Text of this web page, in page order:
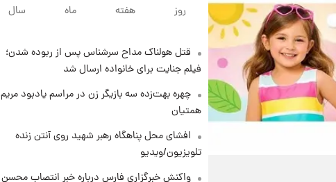
۱۰ ساعت پیش
۱۱ ساعت پیش
قیمت محصولات ایران‌خودرو و
سایپا امروز شنبه ۱۷ مرداد ۱۴۰۵
دلار، طلا و سکه شنبه ۱۷ مرداد
روز هفته ماه سال
قتل هولناک مداح سرشناس پس از ربوده شدن؛
فیلم جنایت برای خانواده ارسال شد
چهره بهت‌زده سه بازیگر زن در مراسم یادبود مریم
همتیان
افشای محل پناهگاه‌ رهبر شهید روی آنتن زنده
تلویزیون/ویدیو
واکنش خبرگزاری فارس درباره خبر انتصاب محسن